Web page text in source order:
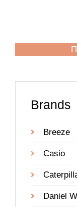
Brands
Breeze
Casio
Daniel